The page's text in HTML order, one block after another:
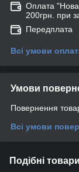
Оплата
200грн. при
Передплата
Всі умови
Умови
Повернення
Всі умови
Подібні